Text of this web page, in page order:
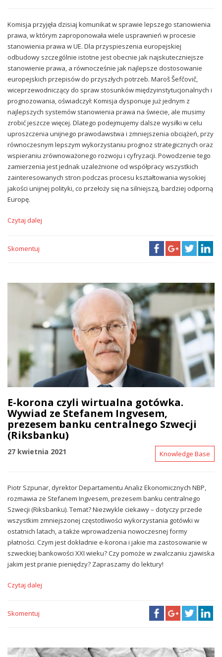
Komisja przyjęła dzisiaj komunikat w sprawie lepszego stanowienia
prawa, w którym zaproponowała wiele usprawnień w procesie
stanowienia prawa w UE. Dla przyspieszenia europejskiej
odbudowy szczególnie istotne jest obecnie jak najskuteczniejsze
stanowienie prawa, a równocześnie jak najlepsze dostosowanie
europejskich przepisów do przyszłych potrzeb. Maroš Šefčovič,
wiceprzewodniczący do spraw stosunków międzyinstytucjonalnych i
prognozowania, oświadczył: Komisja dysponuje już jednym z
najlepszych systemów stanowienia prawa na świecie, ale musimy
zrobić jeszcze więcej. Dlatego podejmujemy dalsze wysiłki w celu
uproszczenia unijnego prawodawstwa i zmniejszenia obciążeń, przy
równoczesnym lepszym wykorzystaniu prognoz strategicznych oraz
wspieraniu zrównoważonego rozwoju i cyfryzacji. Powodzenie tego
zamierzenia jest jednak uzależnione od współpracy wszystkich
zainteresowanych stron podczas procesu kształtowania wysokiej
jakości unijnej polityki, co przełoży się na silniejszą, bardziej odporną
Europę.
Czytaj dalej
Skomentuj
E-korona czyli wirtualna gotówka.
Wywiad ze Stefanem Ingvesem,
prezesem banku centralnego Szwecji
(Riksbanku)
27 kwietnia 2021 Knowledge Base
Piotr Szpunar, dyrektor Departamentu Analiz Ekonomicznych NBP,
rozmawia ze Stefanem Ingvesem, prezesem banku centralnego
Szwecji (Riksbanku). Temat? Niezwykle ciekawy – dotyczy przede
wszystkim zmniejszonej częstotliwości wykorzystania gotówki w
ostatnich latach, a także wprowadzenia nowoczesnej formy
płatności. Czym jest dokładnie e-korona i jakie ma zastosowanie w
szweckiej bankowości XXI wieku? Czy pomoże w zwalczaniu zjawiska
jakim jest pranie pieniędzy? Zapraszamy do lektury!
Czytaj dalej
Skomentuj